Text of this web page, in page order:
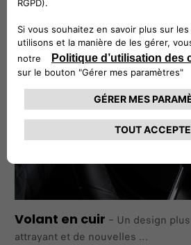
Volant en cuir – Un design
attrayant et de nouvelles